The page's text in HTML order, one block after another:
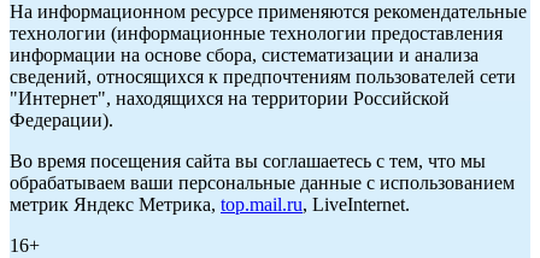
На информационном ресурсе применяются рекомендательные
технологии (информационные технологии предоставления
информации на основе сбора, систематизации и анализа
сведений, относящихся к предпочтениям пользователей сети
"Интернет", находящихся на территории Российской
Федерации).
Во время посещения сайта вы соглашаетесь с тем, что мы
обрабатываем ваши персональные данные с использованием
метрик Яндекс Метрика, top.mail.ru, LiveInternet.
16+